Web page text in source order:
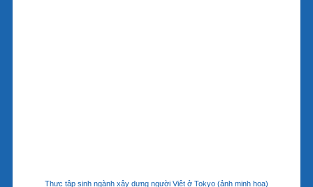
Thực tập sinh ngành xây dựng người Việt ở Tokyo (ảnh minh họa)